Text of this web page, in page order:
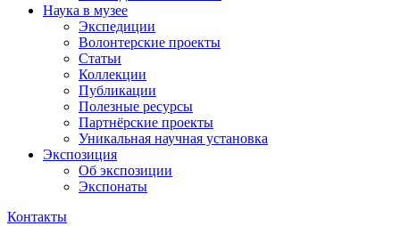
Наука в музее
Экспедиции
Волонтерские проекты
Статьи
Коллекции
Публикации
Полезные ресурсы
Партнёрские проекты
Уникальная научная установка
Экспозиция
Об экспозиции
Экспонаты
Контакты